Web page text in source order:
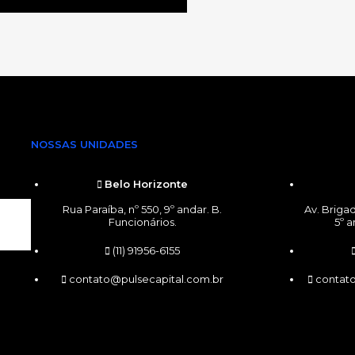
NOSSAS UNIDADES
Belo Horizonte
Rua Paraíba, nº 550, 9º andar. B.
Funcionários.
(11) 91956-6155
contato@pulsecapital.com.br
Av.
5º